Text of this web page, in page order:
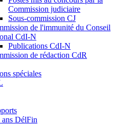
Commission judiciaire
Sous-commission CJ
de l'immunité du Conseil
CdI-N
Publications CdI-N
de rédaction CdR
spéciales
ans DélFin